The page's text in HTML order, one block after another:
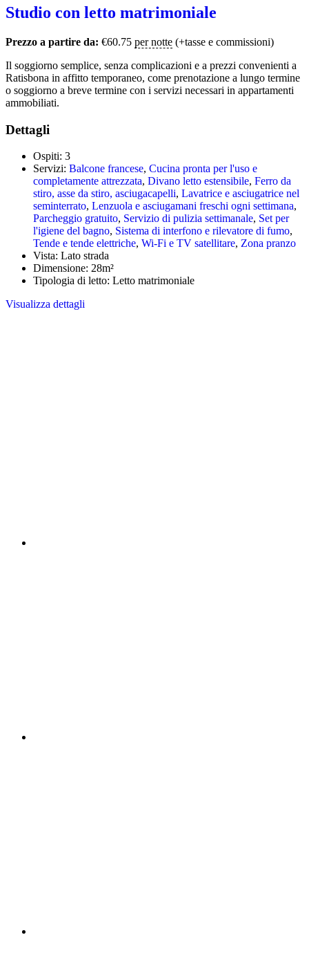
Studio con letto matrimoniale
Prezzo a partire da: €60.75 per notte (+tasse e commissioni)
Il soggiorno semplice, senza complicazioni e a prezzi convenienti a
Ratisbona in affitto temporaneo, come prenotazione a lungo termine
o soggiorno a breve termine con i servizi necessari in appartamenti
ammobiliati.
Dettagli
Ospiti: 3
Servizi: Balcone francese, Cucina pronta per l'uso e
completamente attrezzata, Divano letto estensibile, Ferro da
stiro, asse da stiro, asciugacapelli, Lavatrice e asciugatrice nel
seminterrato, Lenzuola e asciugamani freschi ogni settimana,
Parcheggio gratuito, Servizio di pulizia settimanale, Set per
l'igiene del bagno, Sistema di interfono e rilevatore di fumo,
Tende e tende elettriche, Wi-Fi e TV satellitare, Zona pranzo
Vista: Lato strada
Dimensione: 28m²
Tipologia di letto: Letto matrimoniale
Visualizza dettagli